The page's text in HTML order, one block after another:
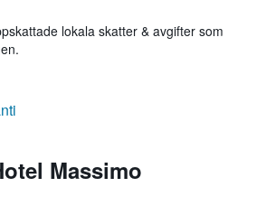
lokala skatter & avgifter som
Massimo